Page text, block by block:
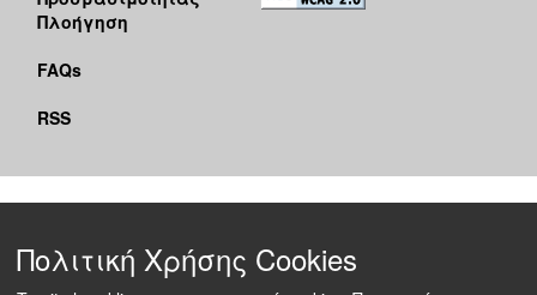
Πλοήγηση
FAQs
RSS
Πολιτική Χρήσης Cookies